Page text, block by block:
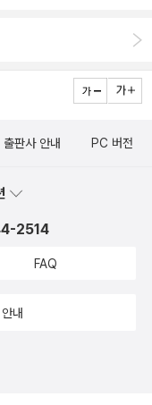
‘노동자 생애 모
서 일정한 시간 동안
밥벌이, 생계, 목숨에
그릇을 앞에 두고
온갖 고통을 흡수
이 무엇인지, 어떻
셈이 있다. 어떻게 무
)인 할배”가 쓴 글월
낱말책과 노래를 쓴
래 동시 따라쓰기》,
대를 위한 우리말과
집을 보았습니다》,
즐거움》, 《이오덕
먹어 보시면서 한참
생생하게 떠오른다.
다. 어느 동무는 “딱
먹는다. 어느 동무
, “7∼8분 즈음 되고
만 있다가 먹어야
어!” 하더라. 한참
금국수이지만, 여
출판사 안내 PC 버전
2514
FAQ
내